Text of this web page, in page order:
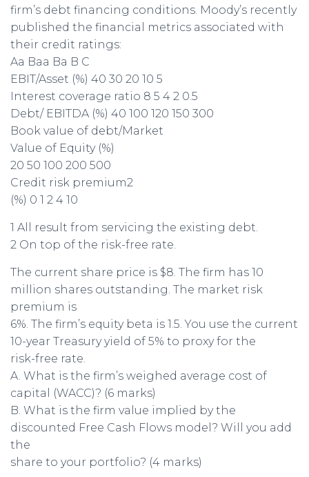
firm’s debt financing conditions. Moody’s recently
published the financial metrics associated with
their credit ratings:
Aa Baa Ba B C
EBIT/Asset (%) 40 30 20 10 5
Interest coverage ratio 8 5 4 2 0.5
Debt/ EBITDA (%) 40 100 120 150 300
Book value of debt/Market
Value of Equity (%)
20 50 100 200 500
Credit risk premium2
(%) 0 1 2 4 10
1 All result from servicing the existing debt.
2 On top of the risk-free rate.
The current share price is $8. The firm has 10
million shares outstanding. The market risk
premium is
6%. The firm’s equity beta is 1.5. You use the current
10-year Treasury yield of 5% to proxy for the
risk-free rate.
A. What is the firm’s weighed average cost of
capital (WACC)? (6 marks)
B. What is the firm value implied by the
discounted Free Cash Flows model? Will you add
the
share to your portfolio? (4 marks)